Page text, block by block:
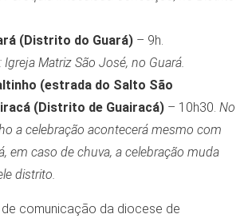
(Distrito do Guará) – 9h.
Matriz São José, no Guará.
(estrada do Salto São
(Distrito de Guairacá) – 10h30. No
a celebração acontecerá mesmo com
em caso de chuva, a celebração muda
distrito.
comunicação da diocese de